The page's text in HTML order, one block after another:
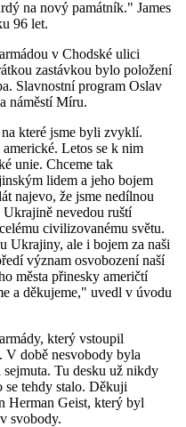
na nový památník." James
96 let.
v Chodské ulici
zastávkou bylo položení
Slavnostní program Oslav
náměstí Míru.
které jsme byli zvyklí.
Letos se k nim
unie. Chceme tak
lidem a jeho bojem
najevo, že jsme nedílnou
nevedou ruští
civilizovanému světu.
Ukrajiny, ale i bojem za naši
význam osvobození naší
města přinesky američtí
a děkujeme," uvedl v úvodu
který vstoupil
V době nesvobody byla
Tu desku už nikdy
se tehdy stalo. Děkuji
Herman Geist, který byl
svobody.